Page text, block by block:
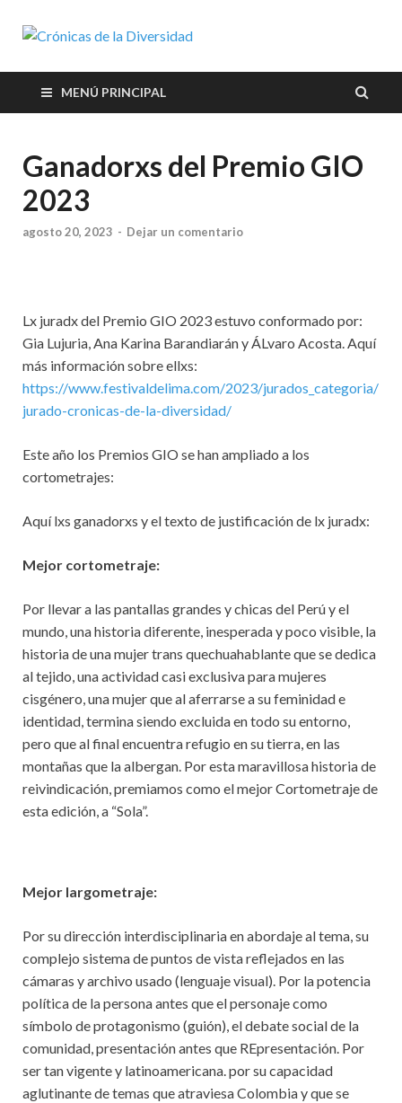
Crónicas de
la
Diversidad
sobre temas de cultura LGTB+
MENÚ PRINCIPAL
Ganadorxs del Premio GIO
2023
agosto 20, 2023 - Dejar un comentario
Lx juradx del Premio GIO 2023 estuvo conformado por:
Gia Lujuria, Ana Karina Barandiarán y ÁLvaro Acosta. Aquí
más información sobre ellxs:
https://www.festivaldelima.com/2023/jurados_categoria/
jurado-cronicas-de-la-diversidad/
Este año los Premios GIO se han ampliado a los
cortometrajes:
Aquí lxs ganadorxs y el texto de justificación de lx juradx:
Mejor cortometraje:
Por llevar a las pantallas grandes y chicas del Perú y el
mundo, una historia diferente, inesperada y poco visible, la
historia de una mujer trans quechuahablante que se dedica
al tejido, una actividad casi exclusiva para mujeres
cisgénero, una mujer que al aferrarse a su feminidad e
identidad, termina siendo excluida en todo su entorno,
pero que al final encuentra refugio en su tierra, en las
montañas que la albergan. Por esta maravillosa historia de
reivindicación, premiamos como el mejor Cortometraje de
esta edición, a “Sola”.
Mejor largometraje:
Por su dirección interdisciplinaria en abordaje al tema, su
complejo sistema de puntos de vista reflejados en las
cámaras y archivo usado (lenguaje visual). Por la potencia
política de la persona antes que el personaje como
símbolo de protagonismo (guión), el debate social de la
comunidad, presentación antes que REpresentación. Por
ser tan vigente y latinoamericana. por su capacidad
aglutinante de temas que atraviesa Colombia y que se